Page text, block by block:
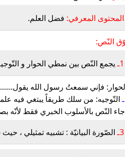
المحتوى المعرفي: فضل العلم.
النّص:
1ـ يجمع النّص بين نمطي الحوار و
فإني سمعتُ رسول الله
التّوجيه: من سلك طريقاً يبتغي فيه
جاء النّص بالأسلوب الخبري فقط لأنّه
3ـ الصّورة البيانيّة : تشبيه تمثيلي ، حيث